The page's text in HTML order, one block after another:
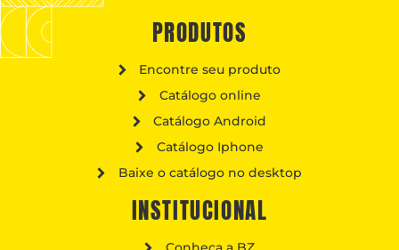
PRODUTOS
Encontre seu produto
Catálogo online
Catálogo Android
Catálogo Iphone
Baixe o catálogo no desktop
INSTITUCIONAL